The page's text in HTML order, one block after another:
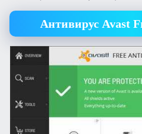
Антивирус Avast